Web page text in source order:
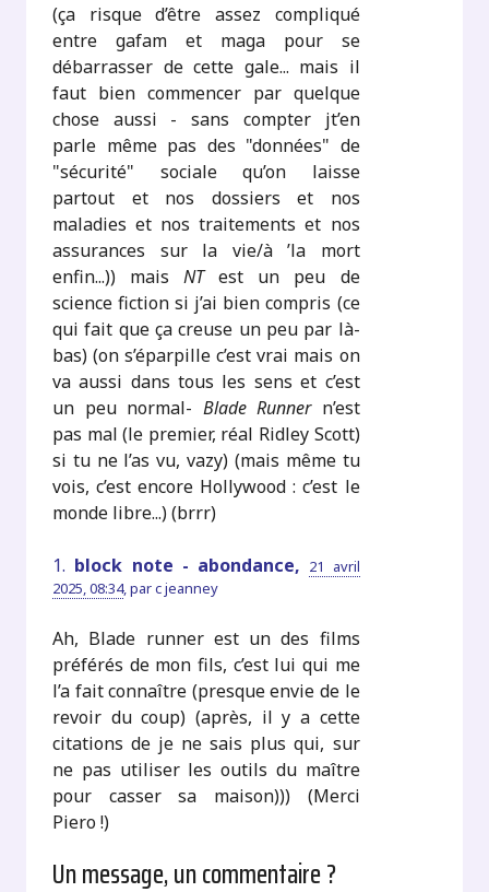
(ça risque d’être assez compliqué
entre gafam et maga pour se
débarrasser de cette gale... mais il
faut bien commencer par quelque
chose aussi - sans compter jt’en
parle même pas des "données" de
"sécurité" sociale qu’on laisse
partout et nos dossiers et nos
maladies et nos traitements et nos
assurances sur la vie/à ’la mort
enfin...)) maisNTest un peu de
science fiction si j’ai bien compris (ce
qui fait que ça creuse un peu par là-
bas) (on s’éparpille c’est vrai mais on
va aussi dans tous les sens et c’est
un peu normal- Blade Runnern’est
pas mal (le premier, réal Ridley Scott)
si tu ne l’as vu, vazy) (mais même tu
vois, c’est encore Hollywood : c’est le
monde libre...) (brrr)
1. block note - abondance, 21 avril
2025, 08:34,parc jeanney
Ah, Blade runner est un des films
préférés de mon fils, c’est lui qui me
l’a fait connaître (presque envie de le
revoir du coup) (après, il y a cette
citations de je ne sais plus qui, sur
ne pas utiliser les outils du maître
pour casser sa maison))) (Merci
Piero !)
Un message, un commentaire ?